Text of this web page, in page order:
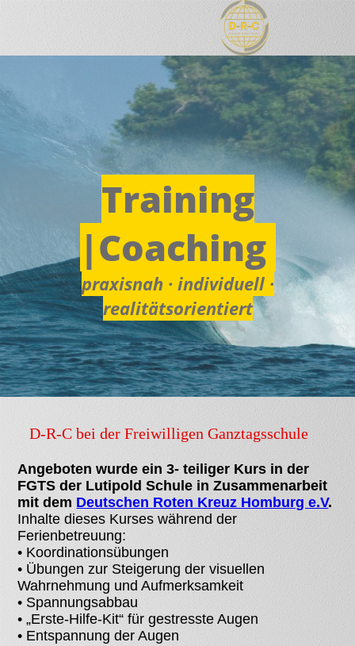
Training
|Coaching
praxisnah · individuell ·
realitätsorientiert
D-R-C bei der Freiwilligen Ganztagsschule
Angeboten wurde ein 3- teiliger Kurs in der
FGTS der Lutipold Schule in Zusammenarbeit
mit dem Deutschen Roten Kreuz Homburg e.V.
Inhalte dieses Kurses während der
Ferienbetreuung:
• Koordinationsübungen
• Übungen zur Steigerung der visuellen
Wahrnehmung und Aufmerksamkeit
• Spannungsabbau
• „Erste-Hilfe-Kit“ für gestresste Augen
• Entspannung der Augen